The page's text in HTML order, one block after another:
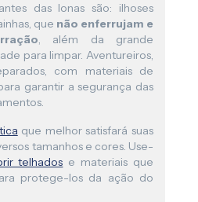
das lonas são: ilhoses
que não enferrujam e
, além da grande
para limpar. Aventureiros,
com materiais de
garantir a segurança das
que melhor satisfará suas
tamanhos e cores. Use-
telhados e materiais que
protege-los da ação do